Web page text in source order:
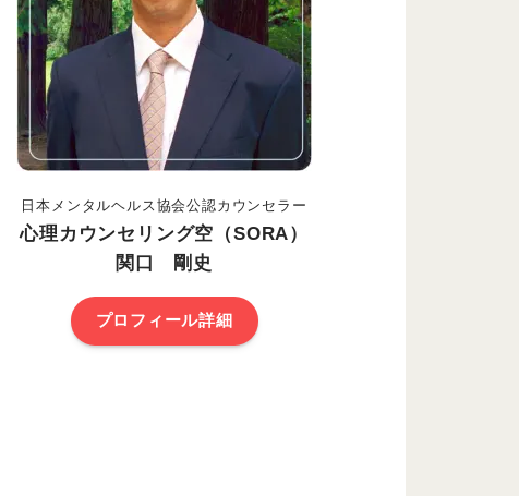
日本メンタルヘルス協会公認カウンセラー
心理カウンセリング空（SORA）
関口 剛史
プロフィール詳細